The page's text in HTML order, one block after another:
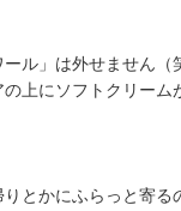
ル」は外せません（
上にソフトクリーム
とかにふらっと寄る